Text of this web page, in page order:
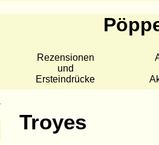
Rezensionen
und
Ersteindrücke
Troyes